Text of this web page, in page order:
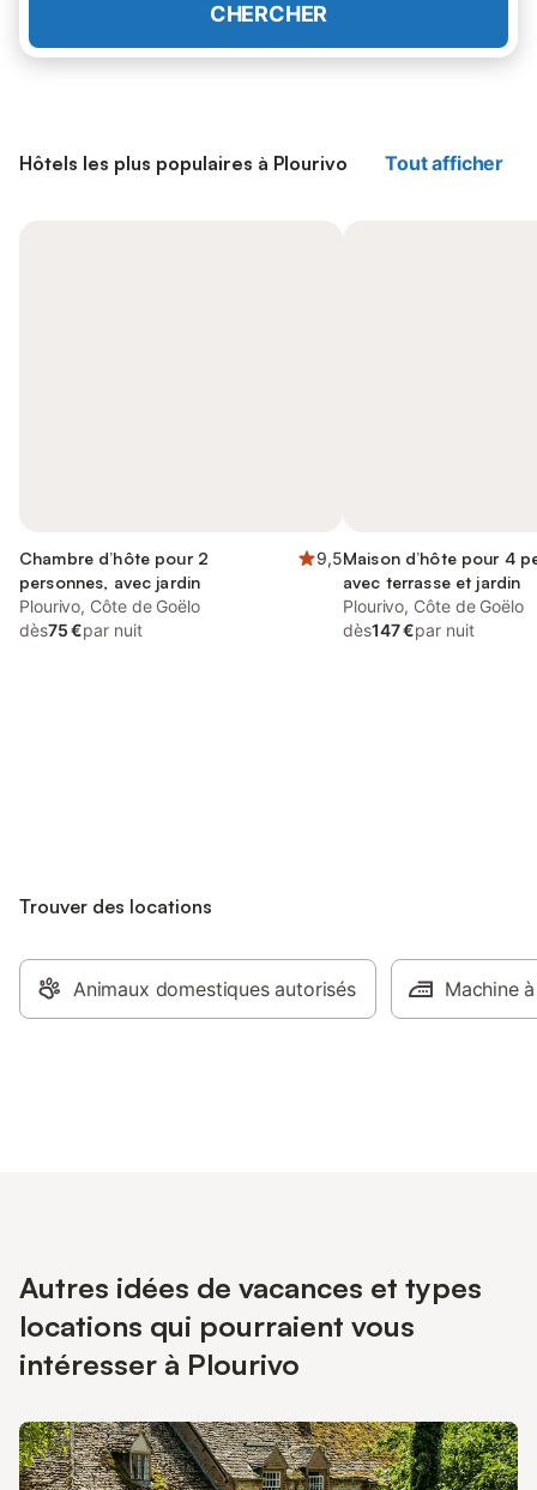
CHERCHER
Hôtels les plus populaires à Plourivo Tout afficher
Chambre d’hôte pour 2
personnes, avec jardin
9,5
Plourivo, Côte de Goëlo
dès75 €par nuit
Maison d’hôte pour 4
avec terrasse et jardin
Plourivo, Côte de Goëlo
dès147 €par nuit
Trouver des locations
Animaux domestiques autorisés Machine
Autres idées de vacances et types
locations qui pourraient vous
intéresser à Plourivo